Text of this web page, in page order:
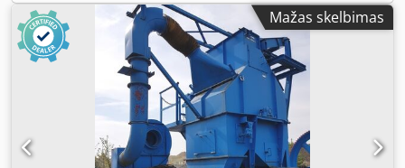
Mažas skelbimas